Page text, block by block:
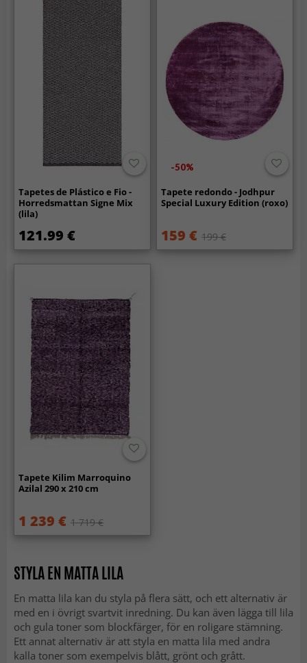
Tapetes de Plástico e Fio -
Horredsmattan Signe Mix
(lila)
121.99 €
-50%
Tapete redondo - Jodhpur
Special Luxury Edition (roxo)
159 € 199 €
Tapete Kilim Marroquino
Azilal 290 x 210 cm
1 239 € 1 719 €
STYLA EN MATTA LILA
En matta lila kan du styla på flera sätt, och ett alternativ är
med en i övrigt svartvit inredning. Du kan även lägga till lila
och gula toner som blockfärger, för en roligare stämning.
Ett annat alternativ är att styla en matta lila med andra
kalla toner som exempelvis blått, grönt och grått.